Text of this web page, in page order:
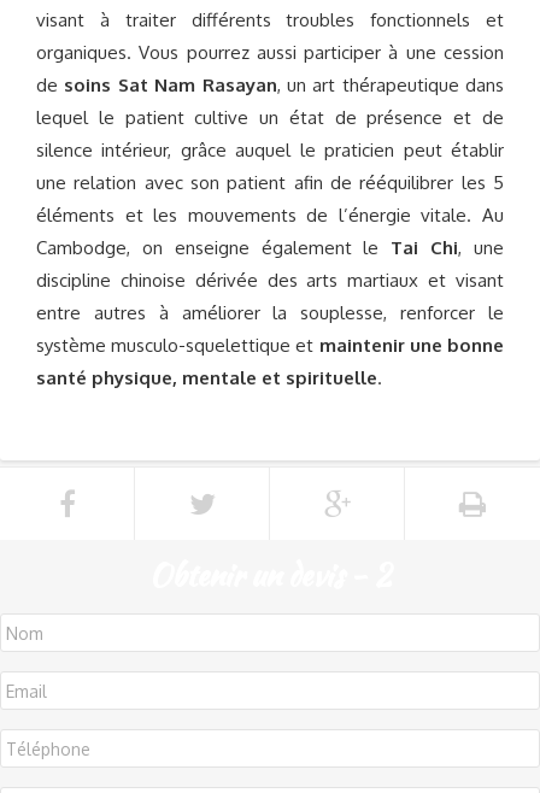
visant à traiter différents troubles fonctionnels et
organiques. Vous pourrez aussi participer à une cession
de soins Sat Nam Rasayan, un art thérapeutique dans
lequel le patient cultive un état de présence et de
silence intérieur, grâce auquel le praticien peut établir
une relation avec son patient afin de rééquilibrer les 5
éléments et les mouvements de l’énergie vitale. Au
Cambodge, on enseigne également le Tai Chi, une
discipline chinoise dérivée des arts martiaux et visant
entre autres à améliorer la souplesse, renforcer le
système musculo-squelettique et maintenir une bonne
santé physique, mentale et spirituelle.